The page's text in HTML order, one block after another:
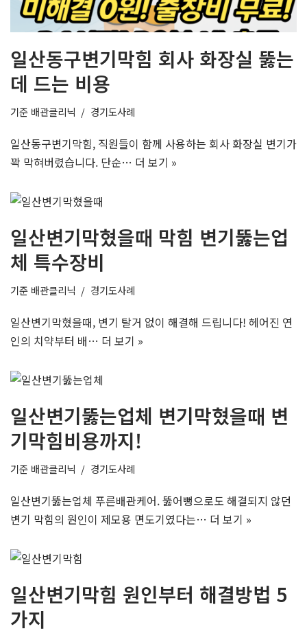
일산동구변기막힘 회사 화장실 뚫는
데 드는 비용
기준 배관클리닉 경기도사례
일산동구변기막힘, 직원들이 함께 사용하는 회사 화장실 변기가
꽉 막혀버렸습니다. 단순… 더 보기 »
일산변기막혔을때 막힘 변기뚫는업
체 특수장비
기준 배관클리닉 경기도사례
일산변기막혔을때, 변기 탈거 없이 해결해 드립니다! 헤어진 연
인의 치약부터 배… 더 보기 »
일산변기뚫는업체 변기막혔을때 변
기막힘비용까지!
기준 배관클리닉 경기도사례
일산변기뚫는업체 푸른배관케어. 뚫어뻥으로도 해결되지 않던
변기 막힘의 원인이 제모용 면도기였다는… 더 보기 »
일산변기막힘 원인부터 해결방법 5
가지